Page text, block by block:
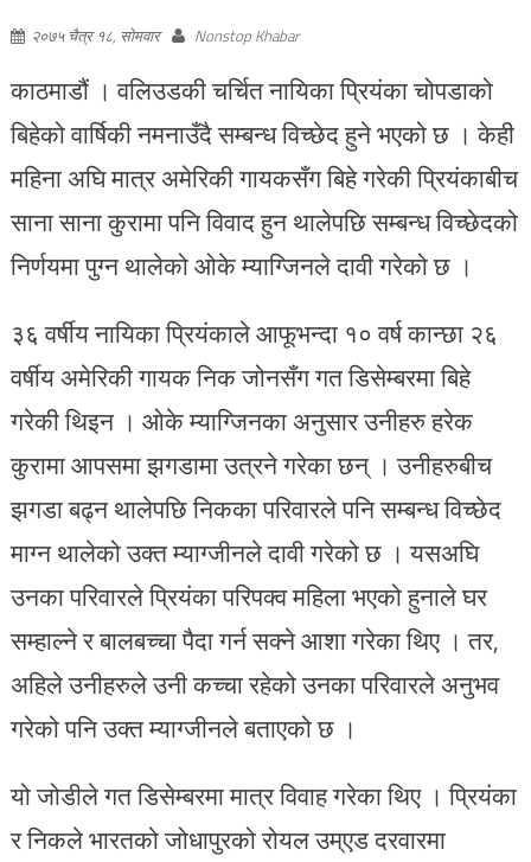
२०७५ चैत्र १८, सोमवार Nonstop Khabar
काठमाडौं । वलिउडकी चर्चित नायिका प्रियंका चोपडाको
बिहेको वार्षिकी नमनाउँदै सम्बन्ध विच्छेद हुने भएको छ । केही
महिना अघि मात्र अमेरिकी गायकसँग बिहे गरेकी प्रियंकाबीच
साना साना कुरामा पनि विवाद हुन थालेपछि सम्बन्ध विच्छेदको
निर्णयमा पुग्न थालेको ओके म्याग्जिनले दावी गरेको छ ।
३६ वर्षीय नायिका प्रियंकाले आफूभन्दा १० वर्ष कान्छा २६
वर्षीय अमेरिकी गायक निक जोनसँग गत डिसेम्बरमा बिहे
गरेकी थिइन । ओके म्याग्जिनका अनुसार उनीहरु हरेक
कुरामा आपसमा झगडामा उत्रने गरेका छन् । उनीहरुबीच
झगडा बढ्न थालेपछि निकका परिवारले पनि सम्बन्ध विच्छेद
माग्न थालेको उक्त म्याग्जीनले दावी गरेको छ । यसअघि
उनका परिवारले प्रियंका परिपक्व महिला भएको हुनाले घर
सम्हाल्ने र बालबच्चा पैदा गर्न सक्ने आशा गरेका थिए । तर,
अहिले उनीहरुले उनी कच्चा रहेको उनका परिवारले अनुभव
गरेको पनि उक्त म्याग्जीनले बताएको छ ।
यो जोडीले गत डिसेम्बरमा मात्र विवाह गरेका थिए । प्रियंका
र निकले भारतको जोधापुरको रोयल उम्एड दरवारमा